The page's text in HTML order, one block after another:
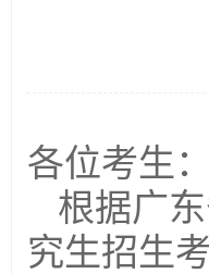
各位考生：
根据广
究生招生